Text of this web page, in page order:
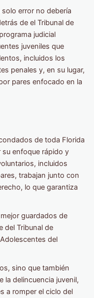
error no debería
de el Tribunal de
judicial
juveniles que
incluidos los
penales y, en su lugar,
pares enfocado en la
de toda Florida
enfoque rápido y
incluidos
trabajan junto con
lo que garantiza
guardados de
del Tribunal de
del
sino que también
la delincuencia juvenil,
a romper el ciclo del